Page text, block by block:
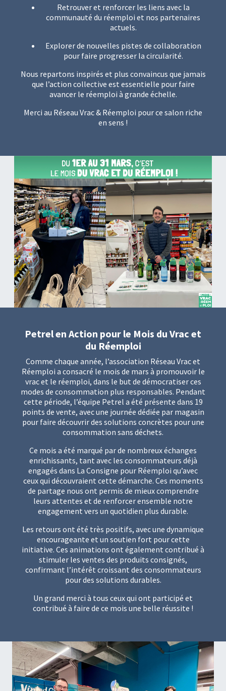
Retrouver et renforcer les liens avec la
communauté du réemploi et nos partenaires
actuels.
Explorer de nouvelles pistes de collaboration
pour faire progresser la circularité.
Nous repartons inspirés et plus convaincus que jamais
que l’action collective est essentielle pour faire
avancer le réemploi à grande échelle.
Merci au Réseau Vrac & Réemploi pour ce salon riche
en sens !
Petrel en Action pour le Mois du Vrac et
du Réemploi
Comme chaque année, l’association Réseau Vrac et
Réemploi a consacré le mois de mars à promouvoir le
vrac et le réemploi, dans le but de démocratiser ces
modes de consommation plus responsables. Pendant
cette période, l’équipe Petrel a été présente dans 19
points de vente, avec une journée dédiée par magasin
pour faire découvrir des solutions concrètes pour une
consommation sans déchets.
Ce mois a été marqué par de nombreux échanges
enrichissants, tant avec les consommateurs déjà
engagés dans La Consigne pour Réemploi qu’avec
ceux qui découvraient cette démarche. Ces moments
de partage nous ont permis de mieux comprendre
leurs attentes et de renforcer ensemble notre
engagement vers un quotidien plus durable.
Les retours ont été très positifs, avec une dynamique
encourageante et un soutien fort pour cette
initiative. Ces animations ont également contribué à
stimuler les ventes des produits consignés,
confirmant l’intérêt croissant des consommateurs
pour des solutions durables.
Un grand merci à tous ceux qui ont participé et
contribué à faire de ce mois une belle réussite !